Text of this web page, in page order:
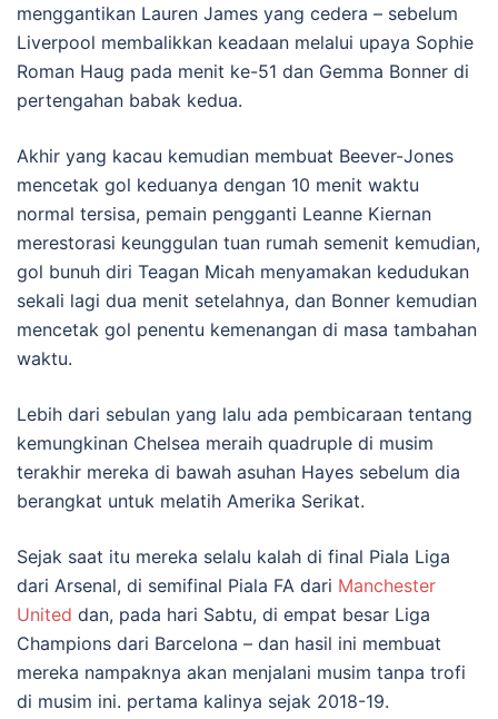
menggantikan Lauren James yang cedera – sebelum
Liverpool membalikkan keadaan melalui upaya Sophie
Roman Haug pada menit ke-51 dan Gemma Bonner di
pertengahan babak kedua.
Akhir yang kacau kemudian membuat Beever-Jones
mencetak gol keduanya dengan 10 menit waktu
normal tersisa, pemain pengganti Leanne Kiernan
merestorasi keunggulan tuan rumah semenit kemudian,
gol bunuh diri Teagan Micah menyamakan kedudukan
sekali lagi dua menit setelahnya, dan Bonner kemudian
mencetak gol penentu kemenangan di masa tambahan
waktu.
Lebih dari sebulan yang lalu ada pembicaraan tentang
kemungkinan Chelsea meraih quadruple di musim
terakhir mereka di bawah asuhan Hayes sebelum dia
berangkat untuk melatih Amerika Serikat.
Sejak saat itu mereka selalu kalah di final Piala Liga
dari Arsenal, di semifinal Piala FA dari Manchester
United dan, pada hari Sabtu, di empat besar Liga
Champions dari Barcelona – dan hasil ini membuat
mereka nampaknya akan menjalani musim tanpa trofi
di musim ini. pertama kalinya sejak 2018-19.